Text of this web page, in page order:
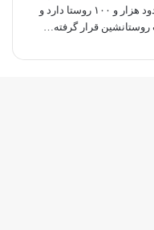
خبرنگار ایلنا از گرگان، استان گلستان حدود هزار و ۱۰۰ روستا دارد و
قرار گرفته…